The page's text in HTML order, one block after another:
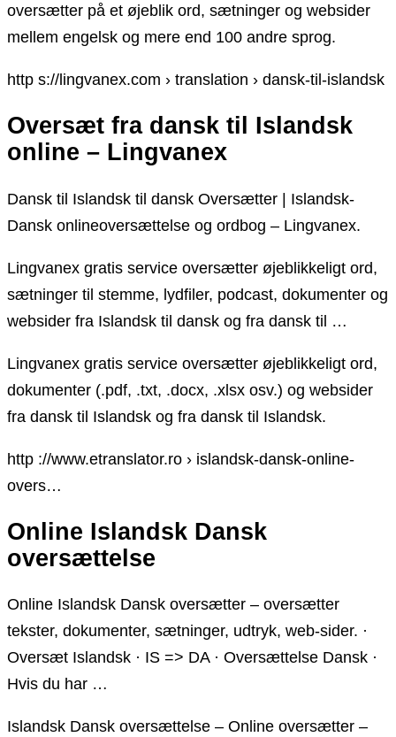
oversætter på et øjeblik ord, sætninger og websider
mellem engelsk og mere end 100 andre sprog.
http s://lingvanex.com › translation › dansk-til-islandsk
Oversæt fra dansk til Islandsk
online – Lingvanex
Dansk til Islandsk til dansk Oversætter | Islandsk-
Dansk onlineoversættelse og ordbog – Lingvanex.
Lingvanex gratis service oversætter øjeblikkeligt ord,
sætninger til stemme, lydfiler, podcast, dokumenter og
websider fra Islandsk til dansk og fra dansk til …
Lingvanex gratis service oversætter øjeblikkeligt ord,
dokumenter (.pdf, .txt, .docx, .xlsx osv.) og websider
fra dansk til Islandsk og fra dansk til Islandsk.
http ://www.etranslator.ro › islandsk-dansk-online-
overs…
Online Islandsk Dansk
oversættelse
Online Islandsk Dansk oversætter – oversætter
tekster, dokumenter, sætninger, udtryk, web-sider. ·
Oversæt Islandsk · IS => DA · Oversættelse Dansk ·
Hvis du har …
Islandsk Dansk oversættelse – Online oversætter –